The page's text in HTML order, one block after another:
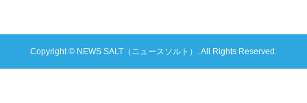
Copyright © NEWS SALT（ニュースソルト）. All Rights Reserved.